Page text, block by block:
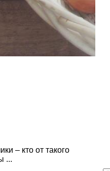
– кто от такого
...